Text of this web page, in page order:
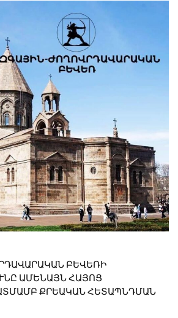
ԲԵՎԵՌԻ
ԱՄԵՆԱՅՆ ՀԱՅՈՑ
ՔՐԵԱԿԱՆ ՀԵՏԱՊՆԴՄԱՆ